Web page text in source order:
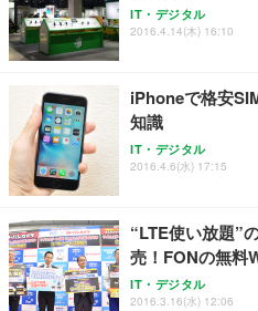
IT・デジタル
2016.4.14(木) 16:10
iPhoneで格安
知識
IT・デジタル
2016.4.6(水) 17:15
“LTE使い放題”
売！FONの無料
IT・デジタル
2016.3.16(水) 12:06